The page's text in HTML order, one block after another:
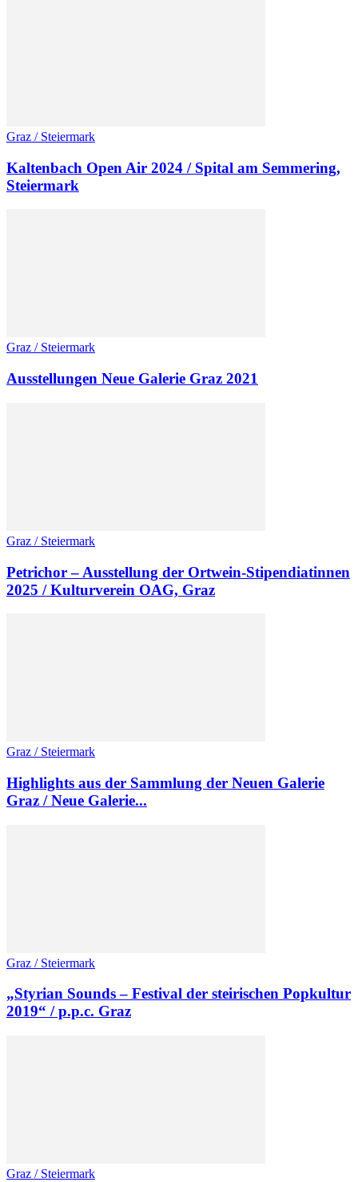
Graz / Steiermark
Kaltenbach Open Air 2024 / Spital am Semmering,
Steiermark
Graz / Steiermark
Ausstellungen Neue Galerie Graz 2021
Graz / Steiermark
Petrichor – Ausstellung der Ortwein-Stipendiatinnen
2025 / Kulturverein OAG, Graz
Graz / Steiermark
Highlights aus der Sammlung der Neuen Galerie
Graz / Neue Galerie...
Graz / Steiermark
„Styrian Sounds – Festival der steirischen Popkultur
2019“ / p.p.c. Graz
Graz / Steiermark